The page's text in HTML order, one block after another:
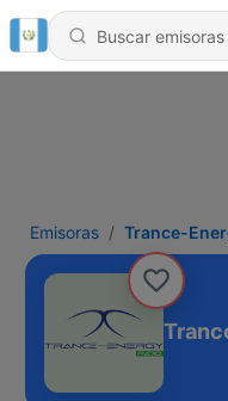
Emisoras Trance-